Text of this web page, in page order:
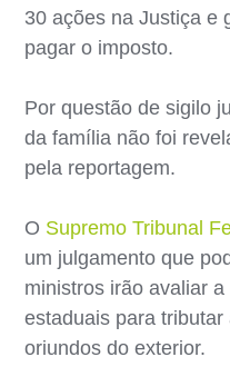
30 ações na Justiça e
pagar o imposto.
Por questão de sigilo
da família não foi
pela reportagem.
O Supremo Tribunal
um julgamento que
ministros irão avaliar
estaduais para
oriundos do exterior.